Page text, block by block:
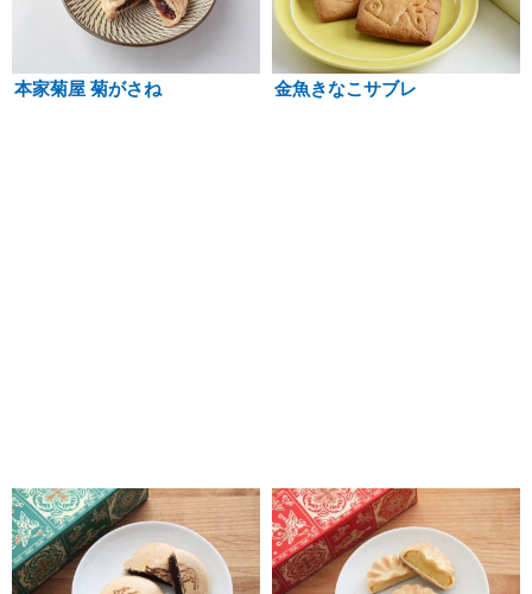
本家菊屋 菊がさね 金魚きなこサブレ